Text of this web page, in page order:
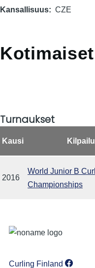
Kansallisuus CZE
Turnaukset
Kausi Kilpailu
2016
World Junior B
Championships
Curling Finland